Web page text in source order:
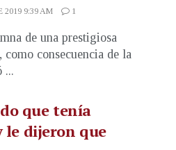
2019 9:39 AM 1
de una prestigiosa
consecuencia de la
...
que tenía
le dijeron que